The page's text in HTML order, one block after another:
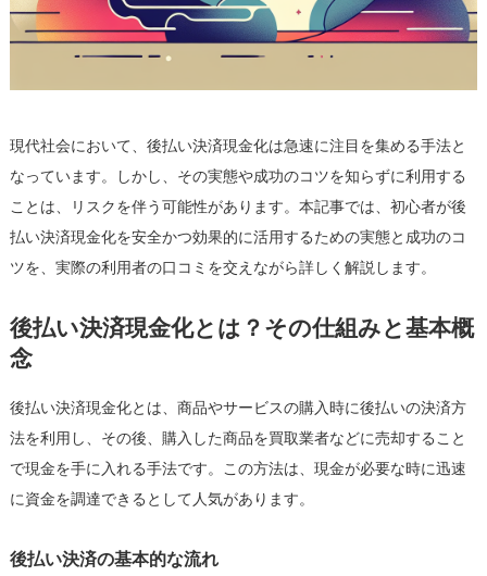
の
口
ミ
基
に
は
現代社会において、後払い決済現金化は急速に注目を集める手法と
なっています。しかし、その実態や成功のコツを知らずに利用する
ことは、リスクを伴う可能性があります。本記事では、初心者が後
払い決済現金化を安全かつ効果的に活用するための実態と成功のコ
ツを、実際の利用者の口コミを交えながら詳しく解説します。
後払い決済現金化とは？その仕組みと基本概
念
後払い決済現金化とは、商品やサービスの購入時に後払いの決済方
法を利用し、その後、購入した商品を買取業者などに売却すること
で現金を手に入れる手法です。この方法は、現金が必要な時に迅速
に資金を調達できるとして人気があります。
後払い決済の基本的な流れ